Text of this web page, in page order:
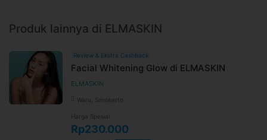
Produk lainnya di ELMASKIN
Review & Ekstra Cashback
Facial Whitening Glow di ELMASKIN
ELMASKIN
Waru, Simokerto
Harga Spesial
Rp230.000